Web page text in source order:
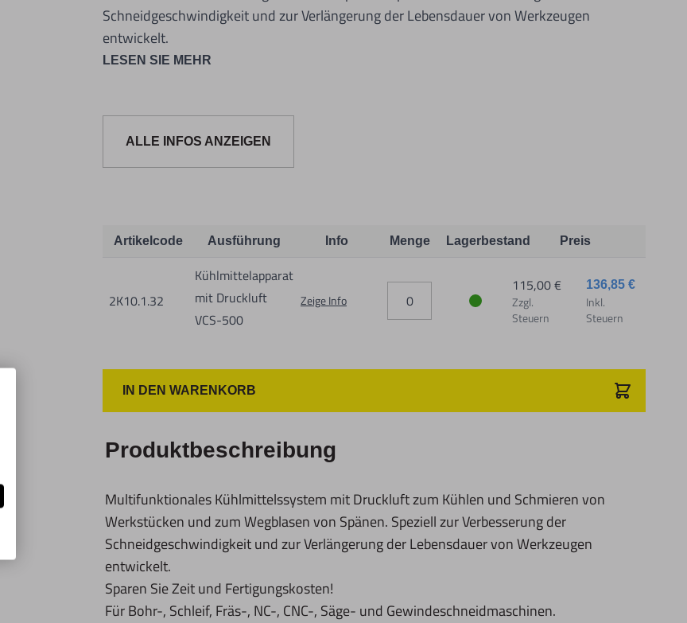
Schneidgeschwindigkeit und zur Verlängerung der Lebensdauer von Werkzeugen
entwickelt.
Sparen Sie Zeit und Fertigungskosten!
Nur für technisch versierte und mit dem Produkt vertraute Anwender sowie Handwerker
Nur für den vorhergesehenen Verwendungszweck geeignet.
Unsachgemäße Verwendung kann zu Schäden und Verletzungen führen.
Importeur/Hersteller:
Info@hogetex.com
LESEN SIE MEHR
ALLE INFOS ANZEIGEN
Artikelcode Ausführung Info Menge Lagerbestand Preis
2K10.1.32
Kühlmittelapparat
mit Druckluft
VCS-500
Zeige Info
136,85 €
Inkl.
Steuern
115,00 €
Zzgl.
Steuern
IN DEN WARENKORB
Produktbeschreibung
Multifunktionales Kühlmittelssystem mit Druckluft zum Kühlen und Schmieren von
Werkstücken und zum Wegblasen von Spänen. Speziell zur Verbesserung der
Schneidgeschwindigkeit und zur Verlängerung der Lebensdauer von Werkzeugen
entwickelt.
Sparen Sie Zeit und Fertigungskosten!
Für Bohr-, Schleif, Fräs-, NC-, CNC-, Säge- und Gewindeschneidmaschinen.